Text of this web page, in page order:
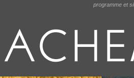
programme et